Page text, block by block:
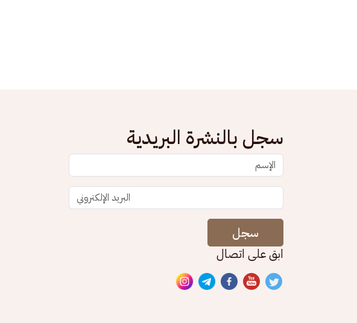
سجل بالنشرة البريدية
سجل
ابق على اتصال